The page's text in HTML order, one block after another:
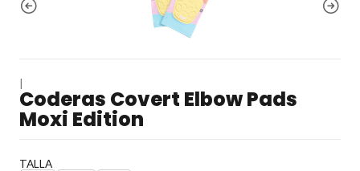
Coderas Covert Elbow Pads
Moxi Edition
TALLA